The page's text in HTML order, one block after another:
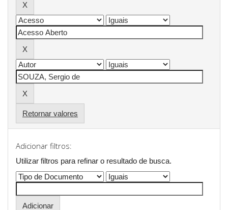
Retornar valores
Adicionar filtros:
Utilizar filtros para refinar o resultado de busca.